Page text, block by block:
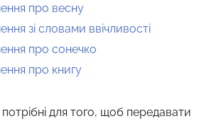
про весну
зі словами ввічливості
про сонечко
про книгу
потрібні для того, щоб передавати